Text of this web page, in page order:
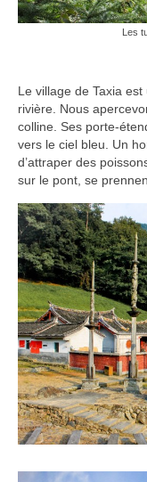
Costa-
Inde
Vietnam
Les
The
The
Contact
Blogs
Les
Le village de Taxia
rivière. Nous
colline. Ses porte-
vers le ciel bleu. Un
d’attraper des
sur le pont, se